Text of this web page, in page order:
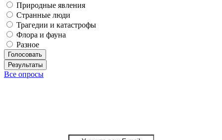
Природные явления
Странные люди
Трагедии и катастрофы
Флора и фауна
Разное
Голосовать
Результаты
Все опросы